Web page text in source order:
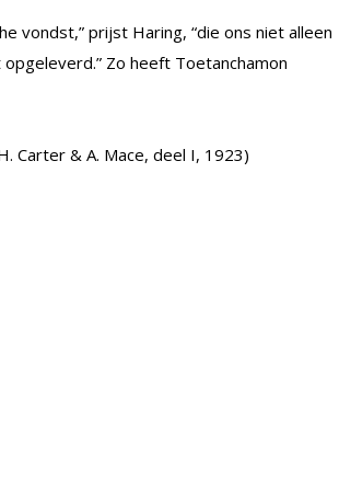
vondst,” prijst Haring, “die ons niet alleen
Zo heeft Toetanchamon
Carter & A. Mace, deel I, 1923)